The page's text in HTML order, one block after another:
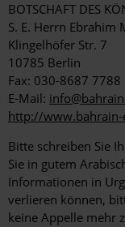
BOTSCHAFT DES
S. E. Herrn
Klingelhöfer Str. 7
10785 Berlin
Fax: 030-8687 7788
E-Mail:
http://
Bitte schreiben Sie
Sie in gutem
Informationen in
verlieren können,
keine Appelle mehr